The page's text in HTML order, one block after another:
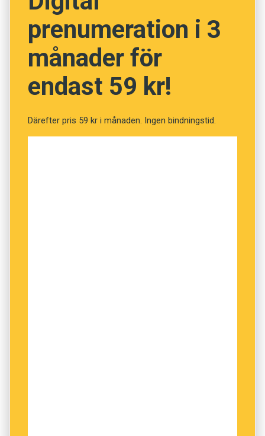
NÄSTA FRÅGA
prenumeration i 3
månader för
endast 59 kr!
Därefter pris 59 kr i månaden. Ingen bindningstid.